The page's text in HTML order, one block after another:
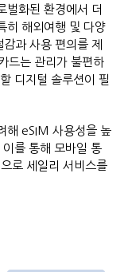
벌화된 환경에서 더
히 해외여행 및 다양
과 사용 편의를 제
드는 관리가 불편하
디지털 솔루션이 필
해 eSIM 사용성을 높
를 통해 모바일 통
로 세일리 서비스를